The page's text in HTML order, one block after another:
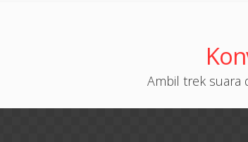
Ambil trek suara